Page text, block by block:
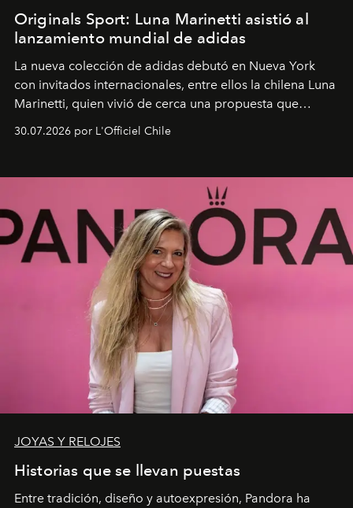
Originals Sport: Luna Marinetti asistió al
lanzamiento mundial de adidas
La nueva colección de adidas debutó en Nueva York
con invitados internacionales, entre ellos la chilena Luna
Marinetti, quien vivió de cerca una propuesta que
fusiona moda y rendimiento.
30.07.2026 por L'Officiel Chile
JOYAS Y RELOJES
Historias que se llevan puestas
Entre tradición, diseño y autoexpresión, Pandora ha